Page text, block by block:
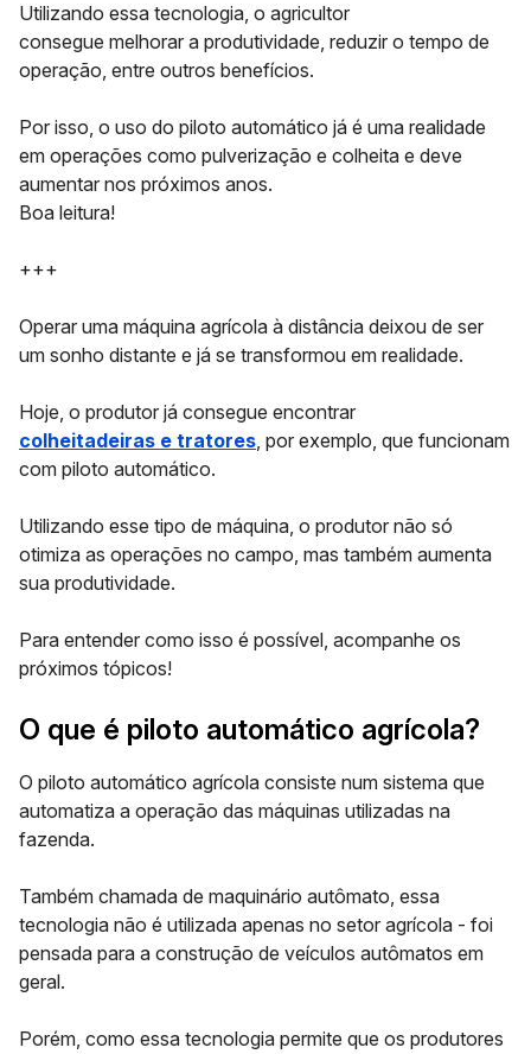
Utilizando essa tecnologia, o agricultor
consegue melhorar a produtividade, reduzir o tempo de
operação, entre outros benefícios.
Por isso, o uso do piloto automático já é uma realidade
em operações como pulverização e colheita e deve
aumentar nos próximos anos.
Boa leitura!
+++
Operar uma máquina agrícola à distância deixou de ser
um sonho distante e já se transformou em realidade.
Hoje, o produtor já consegue encontrar
colheitadeiras e tratores, por exemplo, que funcionam
com piloto automático.
Utilizando esse tipo de máquina, o produtor não só
otimiza as operações no campo, mas também aumenta
sua produtividade.
Para entender como isso é possível, acompanhe os
próximos tópicos!
O que é piloto automático agrícola?
O piloto automático agrícola consiste num sistema que
automatiza a operação das máquinas utilizadas na
fazenda.
Também chamada de maquinário autômato, essa
tecnologia não é utilizada apenas no setor agrícola - foi
pensada para a construção de veículos autômatos em
geral.
Porém, como essa tecnologia permite que os produtores